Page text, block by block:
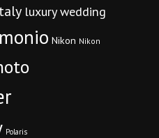
luxury wedding
Nikon Nikon
Polaris